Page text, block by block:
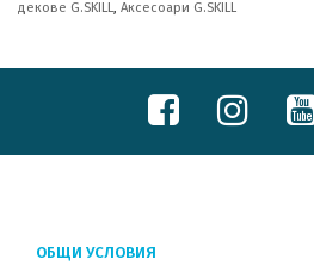
декове G.SKILL, Аксесоари G.SKILL
ОБЩИ УСЛОВИЯ